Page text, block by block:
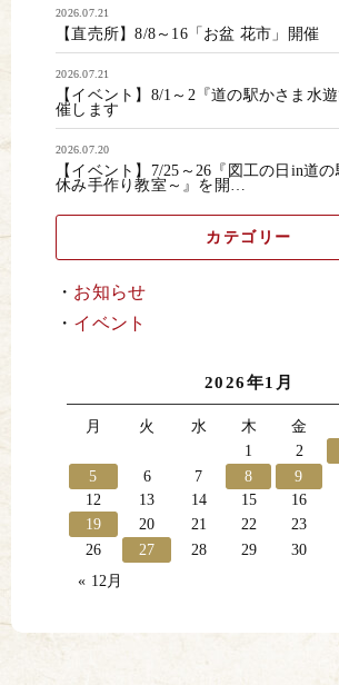
2026.07.21
【直売所】8/8～16「お盆 花市」開催
2026.07.21
【イベント】8/1～2『道の駅かさま水
催します
2026.07.20
【イベント】7/25～26『図工の日in道
休み手作り教室～』を開…
カテゴリー
お知らせ
イベント
2026年1月
月 火 水 木 金
1
2
5
6 7 8 9
12
13 14 15 16
19
20 21 22 23
26
27 28 29 30
« 12月